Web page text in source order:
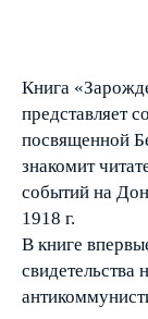
Книга
представляет
посвященной
знакомит
событий на
1918 г.
В книге
свидетельства